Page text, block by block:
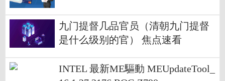
九门提督几品官员（清朝九门提督
是什么级别的官） 焦点速看
INTEL 最新ME驅動 MEUpdateTool_